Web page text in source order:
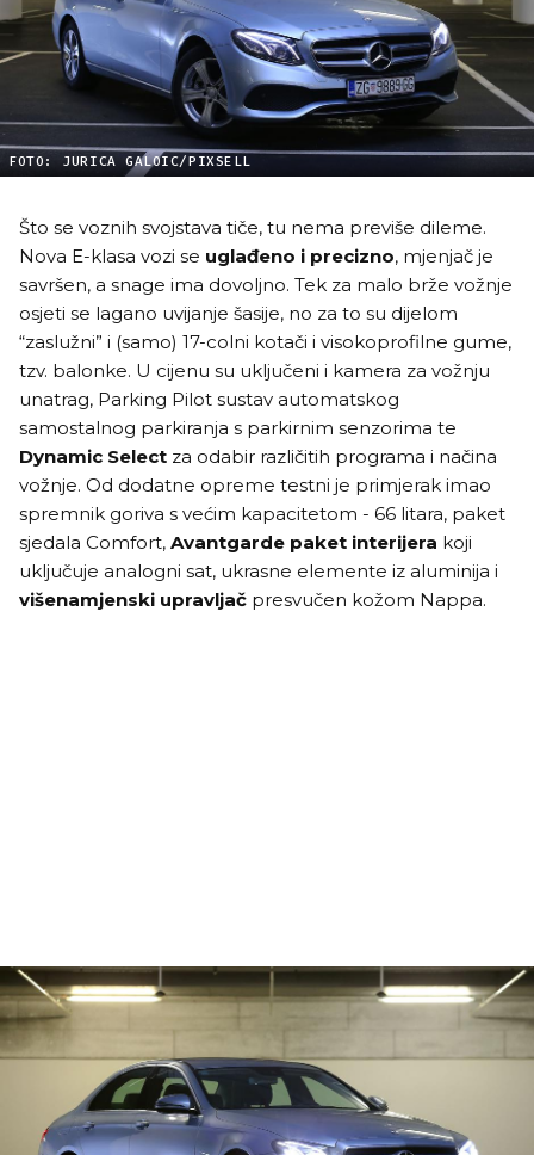
FOTO: JURICA GALOIC/PIXSELL
Što se voznih svojstava tiče, tu nema previše dileme.
Nova E-klasa vozi se uglađeno i precizno, mjenjač je
savršen, a snage ima dovoljno. Tek za malo brže vožnje
osjeti se lagano uvijanje šasije, no za to su dijelom
“zaslužni” i (samo) 17-colni kotači i visokoprofilne gume,
tzv. balonke. U cijenu su uključeni i kamera za vožnju
unatrag, Parking Pilot sustav automatskog
samostalnog parkiranja s parkirnim senzorima te
Dynamic Select za odabir različitih programa i načina
vožnje. Od dodatne opreme testni je primjerak imao
spremnik goriva s većim kapacitetom - 66 litara, paket
sjedala Comfort, Avantgarde paket interijera koji
uključuje analogni sat, ukrasne elemente iz aluminija i
višenamjenski upravljač presvučen kožom Nappa.